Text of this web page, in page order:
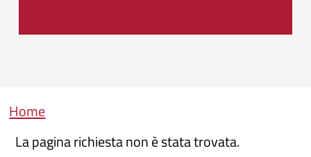
Briciole di pane
Home
La pagina richiesta non è stata trovata.